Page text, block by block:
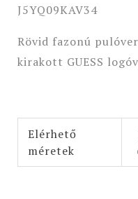
J5YQ09KAV34
Rövid fazonú
kirakott GUESS
Elérhető
méretek